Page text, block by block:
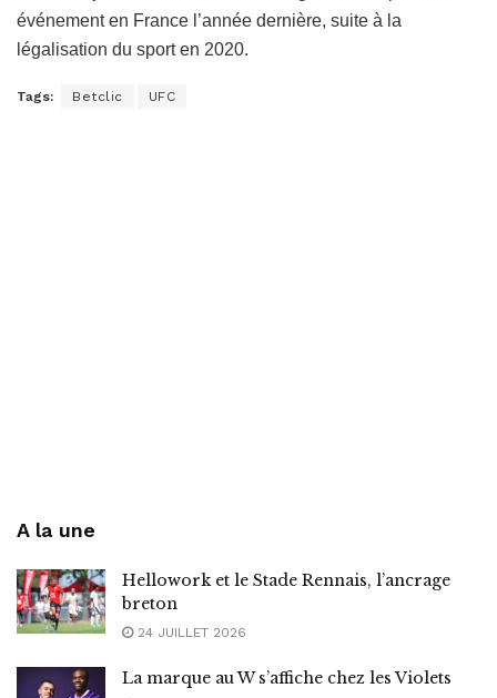
événement en France l’année dernière, suite à la
légalisation du sport en 2020.
Tags: Betclic UFC
A la une
Hellowork et le Stade Rennais, l’ancrage
breton
24 JUILLET 2026
La marque au W s’affiche chez les Violets